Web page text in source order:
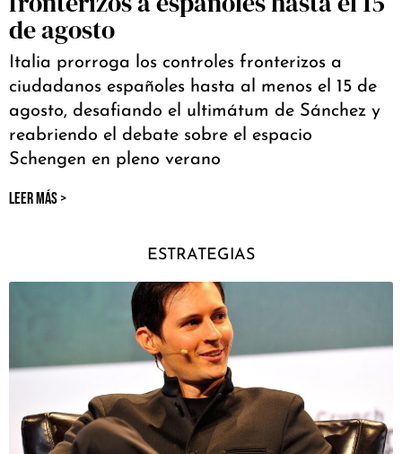
de agosto
Italia prorroga los controles fronterizos a
ciudadanos españoles hasta al menos el 15 de
agosto, desafiando el ultimátum de Sánchez y
reabriendo el debate sobre el espacio
Schengen en pleno verano
LEER MÁS >
ESTRATEGIAS